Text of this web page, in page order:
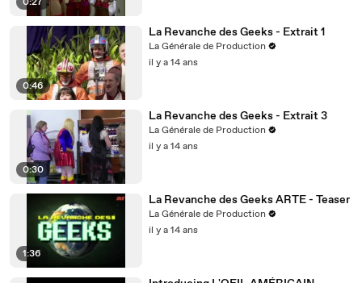
0:46
La Revanche des Geeks - Extrait 1
La Générale de Production
il y a 14 ans
0:30
La Revanche des Geeks - Extrait 3
La Générale de Production
il y a 14 ans
1:36
La Revanche des Geeks ARTE - Teaser
La Générale de Production
il y a 14 ans